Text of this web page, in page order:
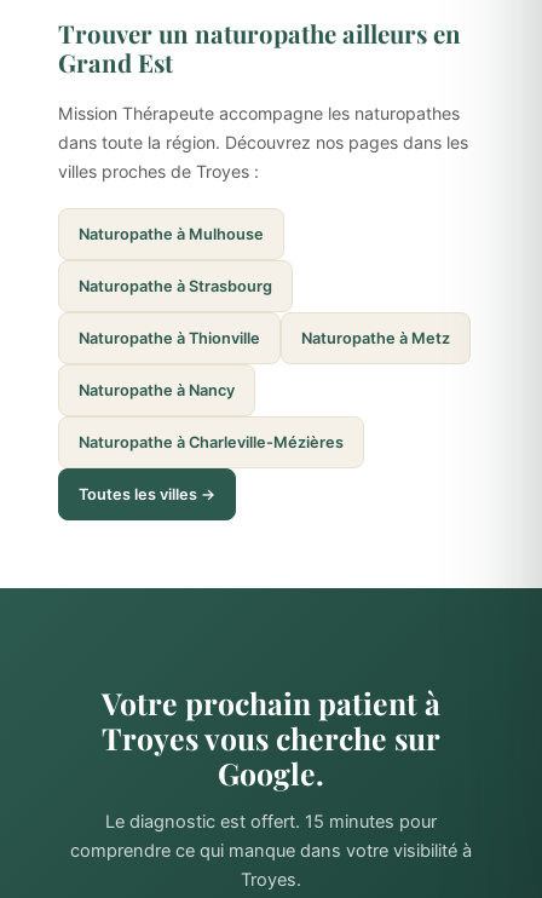
Trouver un naturopathe ailleurs en
Grand Est
Mission Thérapeute accompagne les naturopathes
dans toute la région. Découvrez nos pages dans les
villes proches de Troyes :
Naturopathe à Mulhouse
Naturopathe à Strasbourg
Naturopathe à Thionville Naturopathe à Metz
Naturopathe à Nancy
Naturopathe à Charleville-Mézières
Toutes les villes →
Votre prochain patient à
Troyes vous cherche sur
Google.
Le diagnostic est offert. 15 minutes pour
comprendre ce qui manque dans votre visibilité à
Troyes.